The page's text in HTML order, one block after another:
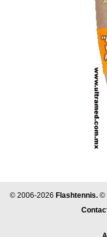
© 2006-2026 Flashtennis. ©